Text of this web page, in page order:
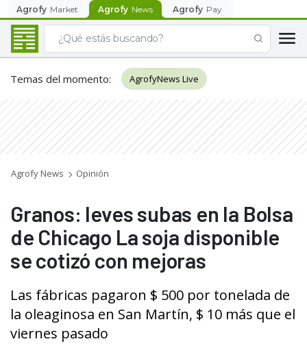
Agrofy Market Agrofy News Agrofy Pay
Temas del momento: AgrofyNews Live
Agrofy News Opinión
Granos: leves subas en la Bolsa
de Chicago La soja disponible
se cotizó con mejoras
Las fábricas pagaron $ 500 por tonelada de
la oleaginosa en San Martín, $ 10 más que el
viernes pasado